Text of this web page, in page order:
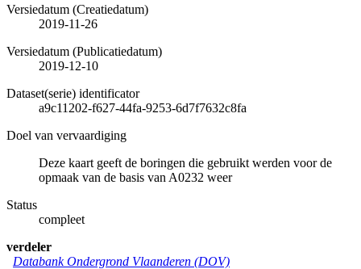
Versiedatum (Creatiedatum)
2019-11-26
Versiedatum (Publicatiedatum)
2019-12-10
Dataset(serie) identificator
a9c11202-f627-44fa-9253-6d7f7632c8fa
Doel van vervaardiging
Deze kaart geeft de boringen die gebruikt werden voor de
opmaak van de basis van A0232 weer
Status
compleet
verdeler
Databank Ondergrond Vlaanderen (DOV)